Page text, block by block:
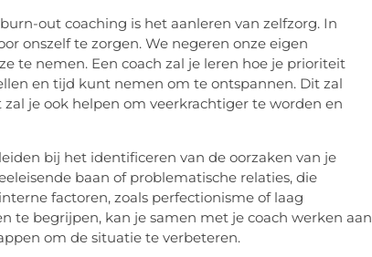
out coaching is het aanleren van zelfzorg. In
onszelf te zorgen. We negeren onze eigen
te nemen. Een coach zal je leren hoe je prioriteit
en tijd kunt nemen om te ontspannen. Dit zal
je ook helpen om veerkrachtiger te worden en
bij het identificeren van de oorzaken van je
baan of problematische relaties, die
factoren, zoals perfectionisme of laag
te begrijpen, kan je samen met je coach werken aan
om de situatie te verbeteren.